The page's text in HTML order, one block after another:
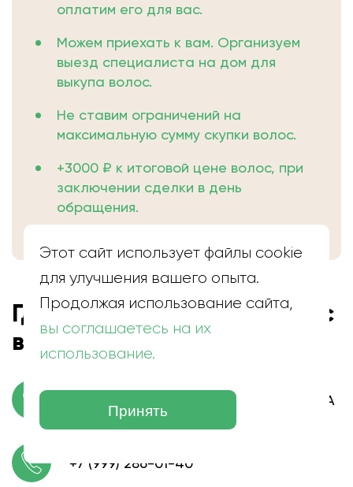
оплатим его для вас.
Можем приехать к вам. Организуем
выезд специалиста на дом для
выкупа волос.
Не ставим ограничений на
максимальную сумму скупки волос.
+3000 ₽ к итоговой цене волос, при
заключении сделки в день
обращения.
Где находится скупка волос
в Будённовске
г. Будённовск, просп. Энтузиастов, 14А
+7 (999) 286-01-40
Этот сайт использует файлы cookie
для улучшения вашего опыта.
Продолжая использование сайта,
вы соглашаетесь на их
использование.
Принять